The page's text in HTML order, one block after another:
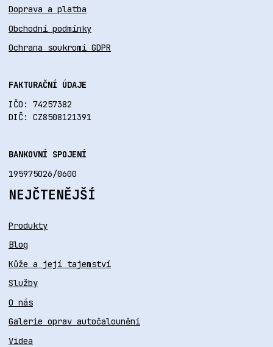
Doprava a platba
Obchodní podmínky
Ochrana soukromí GDPR
FAKTURAČNÍ ÚDAJE
IČO: 74257382
DIČ: CZ8508121391
BANKOVNÍ SPOJENÍ
195975026/0600
NEJČTENĚJŠÍ
Produkty
Blog
Kůže a její tajemství
Služby
O nás
Galerie oprav autočalounění
Videa